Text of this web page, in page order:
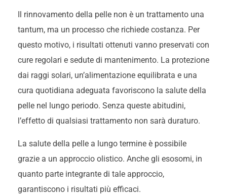
Il rinnovamento della pelle non è un trattamento una
tantum, ma un processo che richiede costanza. Per
questo motivo, i risultati ottenuti vanno preservati con
cure regolari e sedute di mantenimento. La protezione
dai raggi solari, un’alimentazione equilibrata e una
cura quotidiana adeguata favoriscono la salute della
pelle nel lungo periodo. Senza queste abitudini,
l’effetto di qualsiasi trattamento non sarà duraturo.
La salute della pelle a lungo termine è possibile
grazie a un approccio olistico. Anche gli esosomi, in
quanto parte integrante di tale approccio,
garantiscono i risultati più efficaci.